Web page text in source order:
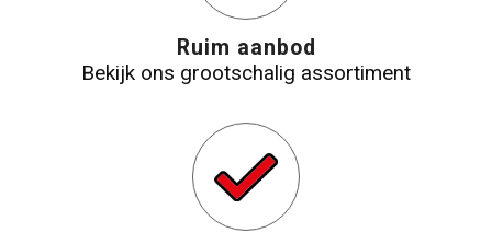
Ruim aanbod
Bekijk ons grootschalig assortiment